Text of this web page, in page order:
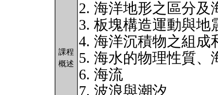
課程
概述
2. 海洋地形之區分及
3. 板塊構造運動與地
4. 海洋沉積物之組成
5. 海水的物理性質、
6. 海流
7. 波浪與潮汐